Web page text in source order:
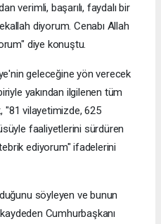
verimli, başarılı, faydalı bir
diyorum. Cenabı Allah
diye konuştu.
geleceğine yön verecek
yakından ilgilenen tüm
"81 vilayetimizde, 625
faaliyetlerini sürdüren
ediyorum" ifadelerini
söyleyen ve bunun
Cumhurbaşkanı